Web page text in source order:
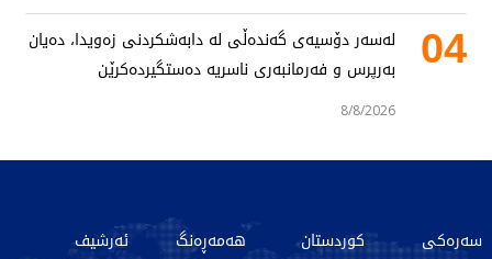
04
لەسەر دۆسیەی گەندەڵی لە دابەشکردنی زەویدا، دەیان
بەرپرس و فەرمانبەری ناسریە دەستگیردەکرێن
8/8/2026
سەرەکی
کوردستان
هەمەڕەنگ
ئەرشیف